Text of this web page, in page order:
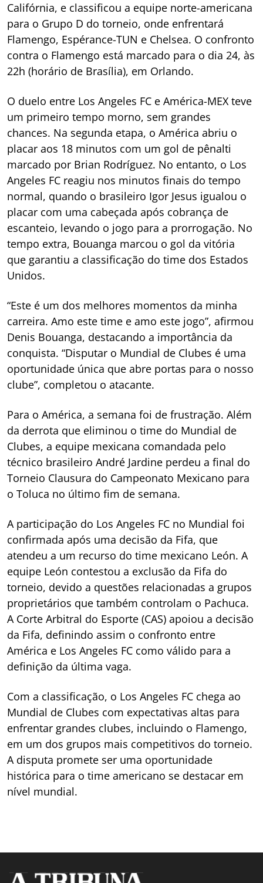
Califórnia, e classificou a equipe norte-americana
para o Grupo D do torneio, onde enfrentará
Flamengo, Espérance-TUN e Chelsea. O confronto
contra o Flamengo está marcado para o dia 24, às
22h (horário de Brasília), em Orlando.
O duelo entre Los Angeles FC e América-MEX teve
um primeiro tempo morno, sem grandes
chances. Na segunda etapa, o América abriu o
placar aos 18 minutos com um gol de pênalti
marcado por Brian Rodríguez. No entanto, o Los
Angeles FC reagiu nos minutos finais do tempo
normal, quando o brasileiro Igor Jesus igualou o
placar com uma cabeçada após cobrança de
escanteio, levando o jogo para a prorrogação. No
tempo extra, Bouanga marcou o gol da vitória
que garantiu a classificação do time dos Estados
Unidos.
“Este é um dos melhores momentos da minha
carreira. Amo este time e amo este jogo”, afirmou
Denis Bouanga, destacando a importância da
conquista. “Disputar o Mundial de Clubes é uma
oportunidade única que abre portas para o nosso
clube”, completou o atacante.
Para o América, a semana foi de frustração. Além
da derrota que eliminou o time do Mundial de
Clubes, a equipe mexicana comandada pelo
técnico brasileiro André Jardine perdeu a final do
Torneio Clausura do Campeonato Mexicano para
o Toluca no último fim de semana.
A participação do Los Angeles FC no Mundial foi
confirmada após uma decisão da Fifa, que
atendeu a um recurso do time mexicano León. A
equipe León contestou a exclusão da Fifa do
torneio, devido a questões relacionadas a grupos
proprietários que também controlam o Pachuca.
A Corte Arbitral do Esporte (CAS) apoiou a decisão
da Fifa, definindo assim o confronto entre
América e Los Angeles FC como válido para a
definição da última vaga.
Com a classificação, o Los Angeles FC chega ao
Mundial de Clubes com expectativas altas para
enfrentar grandes clubes, incluindo o Flamengo,
em um dos grupos mais competitivos do torneio.
A disputa promete ser uma oportunidade
histórica para o time americano se destacar em
nível mundial.